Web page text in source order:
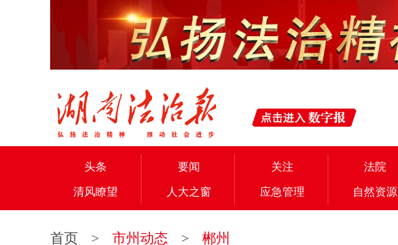
头条 要闻 关注 法院
清风瞭望 人大之窗 应急管理 自然资源
首页 > 市州动态 > 郴州